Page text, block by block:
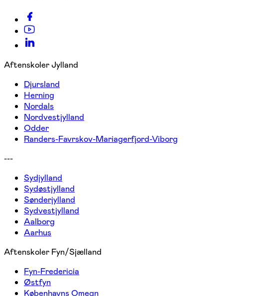
Aftenskoler Jylland
Djursland
Herning
Nordals
Nordvestjylland
Odder
Randers-Favrskov-Mariagerfjord-Viborg
---
Sydjylland
Sydøstjylland
Sønderjylland
Sydvestjylland
Aalborg
Aarhus
Aftenskoler Fyn/Sjælland
Fyn-Fredericia
Østfyn
Københavns Omegn